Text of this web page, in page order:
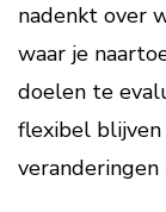
nadenkt over
waar je
doelen te
flexibel
veranderingen